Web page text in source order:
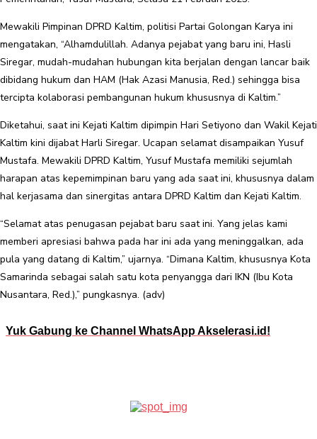
Mewakili Pimpinan DPRD Kaltim, politisi Partai Golongan Karya ini
mengatakan, “Alhamdulillah. Adanya pejabat yang baru ini, Hasli
Siregar, mudah-mudahan hubungan kita berjalan dengan lancar baik
dibidang hukum dan HAM (Hak Azasi Manusia, Red.) sehingga bisa
tercipta kolaborasi pembangunan hukum khususnya di Kaltim.”
Diketahui, saat ini Kejati Kaltim dipimpin Hari Setiyono dan Wakil Kejati
Kaltim kini dijabat Harli Siregar. Ucapan selamat disampaikan Yusuf
Mustafa. Mewakili DPRD Kaltim, Yusuf Mustafa memiliki sejumlah
harapan atas kepemimpinan baru yang ada saat ini, khususnya dalam
hal kerjasama dan sinergitas antara DPRD Kaltim dan Kejati Kaltim.
“Selamat atas penugasan pejabat baru saat ini. Yang jelas kami
memberi apresiasi bahwa pada har ini ada yang meninggalkan, ada
pula yang datang di Kaltim,” ujarnya. “Dimana Kaltim, khususnya Kota
Samarinda sebagai salah satu kota penyangga dari IKN (Ibu Kota
Nusantara, Red.),” pungkasnya. (adv)
Yuk Gabung ke Channel WhatsApp Akselerasi.id!